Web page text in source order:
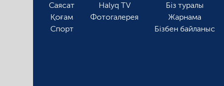
Саясат
Қоғам
Спорт
Halyq TV
Фотогалерея
Біз туралы
Жарнама
Бізбен байланыс